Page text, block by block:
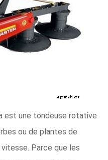
est une tondeuse rotative
ou de plantes de
Parce que les